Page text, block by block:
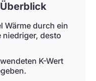
Wärme durch ein
niedriger, desto
K-Wert